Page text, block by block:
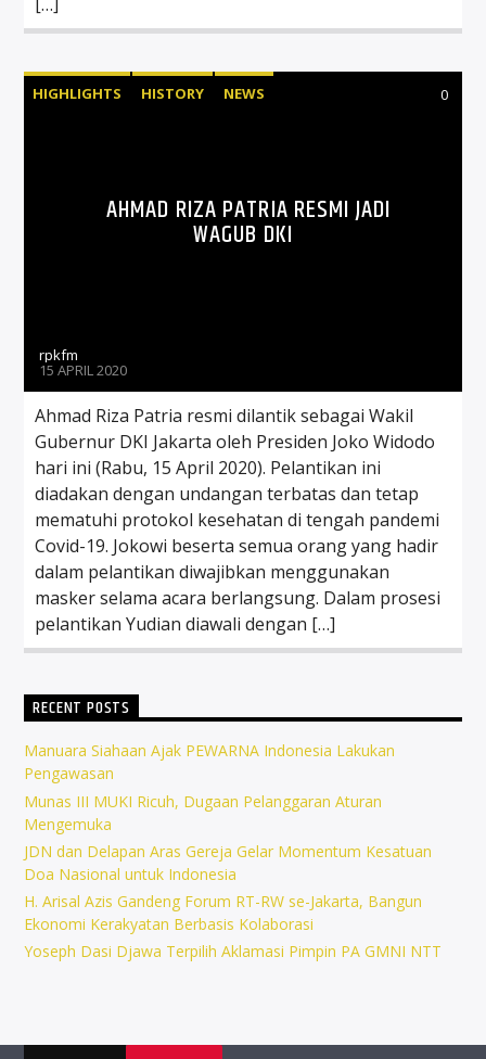
HIGHLIGHTS HISTORY NEWS 0
AHMAD RIZA PATRIA RESMI JADI
WAGUB DKI
rpkfm
15 APRIL 2020
Ahmad Riza Patria resmi dilantik sebagai Wakil
Gubernur DKI Jakarta oleh Presiden Joko Widodo
hari ini (Rabu, 15 April 2020). Pelantikan ini
diadakan dengan undangan terbatas dan tetap
mematuhi protokol kesehatan di tengah pandemi
Covid-19. Jokowi beserta semua orang yang hadir
dalam pelantikan diwajibkan menggunakan
masker selama acara berlangsung. Dalam prosesi
pelantikan Yudian diawali dengan […]
RECENT POSTS
Manuara Siahaan Ajak PEWARNA Indonesia Lakukan
Pengawasan
Munas III MUKI Ricuh, Dugaan Pelanggaran Aturan
Mengemuka
JDN dan Delapan Aras Gereja Gelar Momentum Kesatuan
Doa Nasional untuk Indonesia
H. Arisal Azis Gandeng Forum RT-RW se-Jakarta, Bangun
Ekonomi Kerakyatan Berbasis Kolaborasi
Yoseph Dasi Djawa Terpilih Aklamasi Pimpin PA GMNI NTT